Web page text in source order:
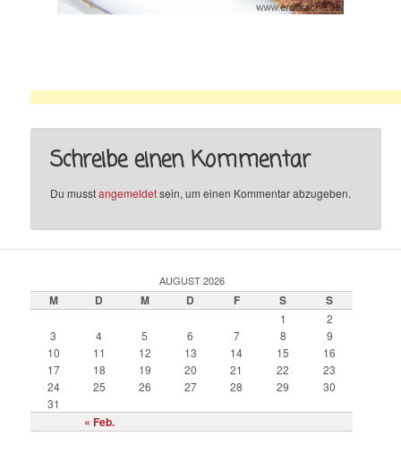
Schreibe einen Kommentar
Du musstangemeldetsein, um einen Kommentar abzugeben.
AUGUST 2026
M D M D F S S
« Feb.
1
2
3
4 5 6 7 8
9
10
11 12 13 14 15
16
17
18 19 20 21 22
23
24
25 26 27 28 29
30
31